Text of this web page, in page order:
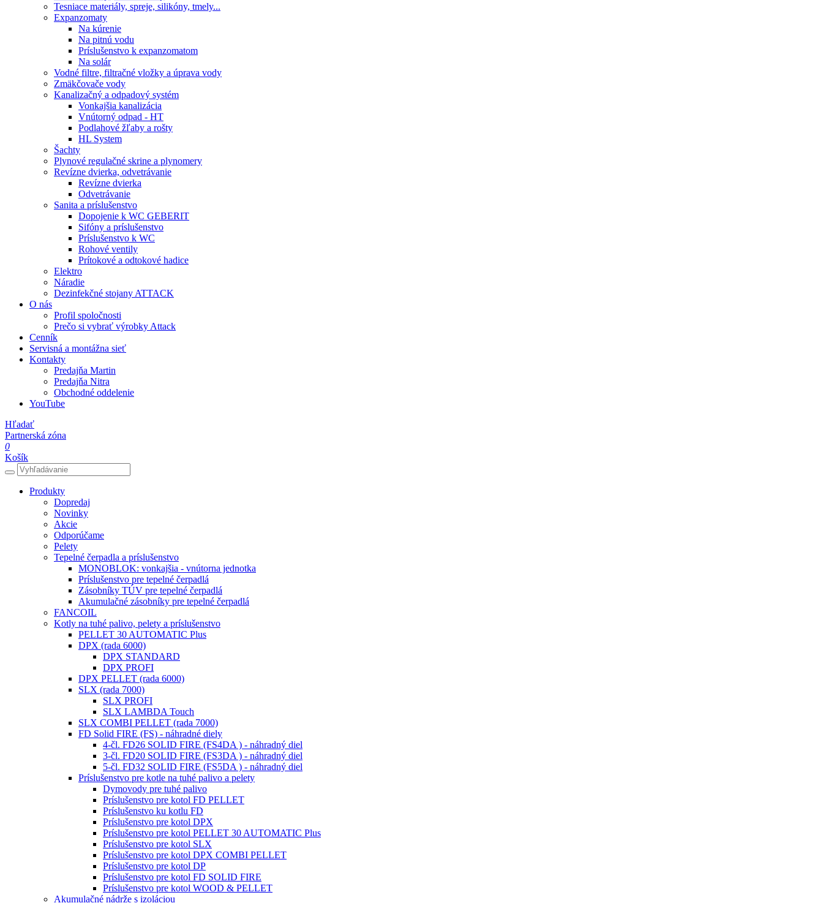
Tesniace materiály, spreje, silikóny, tmely...
Expanzomaty
Na kúrenie
Na pitnú vodu
Príslušenstvo k expanzomatom
Na solár
Vodné filtre, filtračné vložky a úprava vody
Zmäkčovače vody
Kanalizačný a odpadový systém
Vonkajšia kanalizácia
Vnútorný odpad - HT
Podlahové žľaby a rošty
HL System
Šachty
Plynové regulačné skrine a plynomery
Revízne dvierka, odvetrávanie
Revízne dvierka
Odvetrávanie
Sanita a príslušenstvo
Dopojenie k WC GEBERIT
Sifóny a príslušenstvo
Príslušenstvo k WC
Rohové ventily
Prítokové a odtokové hadice
Elektro
Náradie
Dezinfekčné stojany ATTACK
O nás
Profil spoločnosti
Prečo si vybrať výrobky Attack
Cenník
Servisná a montážna sieť
Kontakty
Predajňa Martin
Predajňa Nitra
Obchodné oddelenie
YouTube
Hľadať
Partnerská zóna
0
Košík
Produkty
Dopredaj
Novinky
Akcie
Odporúčame
Pelety
Tepelné čerpadla a príslušenstvo
MONOBLOK: vonkajšia - vnútorna jednotka
Príslušenstvo pre tepelné čerpadlá
Zásobníky TÚV pre tepelné čerpadlá
Akumulačné zásobníky pre tepelné čerpadlá
FANCOIL
Kotly na tuhé palivo, pelety a príslušenstvo
PELLET 30 AUTOMATIC Plus
DPX (rada 6000)
DPX STANDARD
DPX PROFI
DPX PELLET (rada 6000)
SLX (rada 7000)
SLX PROFI
SLX LAMBDA Touch
SLX COMBI PELLET (rada 7000)
FD Solid FIRE (FS) - náhradné diely
4-čl. FD26 SOLID FIRE (FS4DA ) - náhradný diel
3-čl. FD20 SOLID FIRE (FS3DA ) - náhradný diel
5-čl. FD32 SOLID FIRE (FS5DA ) - náhradný diel
Príslušenstvo pre kotle na tuhé palivo a pelety
Dymovody pre tuhé palivo
Príslušenstvo pre kotol FD PELLET
Príslušenstvo ku kotlu FD
Príslušenstvo pre kotol DPX
Príslušenstvo pre kotol PELLET 30 AUTOMATIC Plus
Príslušenstvo pre kotol SLX
Príslušenstvo pre kotol DPX COMBI PELLET
Príslušenstvo pre kotol DP
Príslušenstvo pre kotol FD SOLID FIRE
Príslušenstvo pre kotol WOOD & PELLET
Akumulačné nádrže s izoláciou